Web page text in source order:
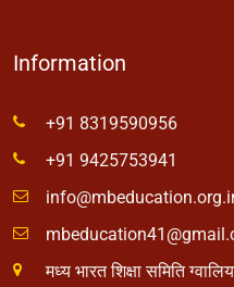
Information
+91 8319590956
+91 9425753941
मध्य भारत शिक्षा समिति